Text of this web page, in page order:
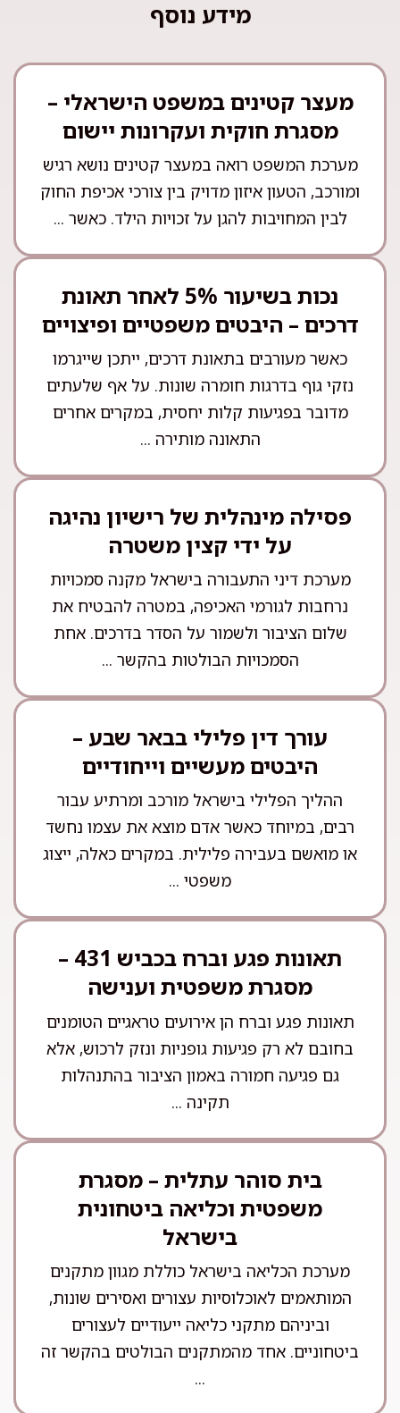
מידע נוסף
מעצר קטינים במשפט הישראלי –
מסגרת חוקית ועקרונות יישום
מערכת המשפט רואה במעצר קטינים נושא רגיש
ומורכב, הטעון איזון מדויק בין צורכי אכיפת החוק
לבין המחויבות להגן על זכויות הילד. כאשר ...
נכות בשיעור 5% לאחר תאונת
דרכים – היבטים משפטיים ופיצויים
כאשר מעורבים בתאונת דרכים, ייתכן שייגרמו
נזקי גוף בדרגות חומרה שונות. על אף שלעתים
מדובר בפגיעות קלות יחסית, במקרים אחרים
התאונה מותירה ...
פסילה מינהלית של רישיון נהיגה
על ידי קצין משטרה
מערכת דיני התעבורה בישראל מקנה סמכויות
נרחבות לגורמי האכיפה, במטרה להבטיח את
שלום הציבור ולשמור על הסדר בדרכים. אחת
הסמכויות הבולטות בהקשר ...
עורך דין פלילי בבאר שבע –
היבטים מעשיים וייחודיים
ההליך הפלילי בישראל מורכב ומרתיע עבור
רבים, במיוחד כאשר אדם מוצא את עצמו נחשד
או מואשם בעבירה פלילית. במקרים כאלה, ייצוג
משפטי ...
תאונות פגע וברח בכביש 431 –
מסגרת משפטית וענישה
תאונות פגע וברח הן אירועים טראגיים הטומנים
בחובם לא רק פגיעות גופניות ונזק לרכוש, אלא
גם פגיעה חמורה באמון הציבור בהתנהלות
תקינה ...
בית סוהר עתלית – מסגרת
משפטית וכליאה ביטחונית
בישראל
מערכת הכליאה בישראל כוללת מגוון מתקנים
המותאמים לאוכלוסיות עצורים ואסירים שונות,
וביניהם מתקני כליאה ייעודיים לעצורים
ביטחוניים. אחד מהמתקנים הבולטים בהקשר זה
...